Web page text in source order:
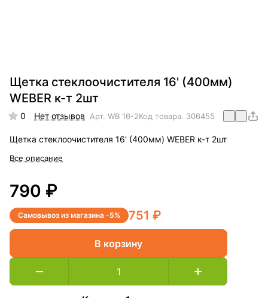
Щетка стеклоочистителя 16' (400мм)
WEBER к-т 2шт
0 Нет отзывов Арт. WB 16-2Код товара. 306455
Щетка стеклоочистителя 16' (400мм) WEBER к-т 2шт
Все описание
790 ₽
Самовывоз из магазина -5% 751 ₽
В корзину